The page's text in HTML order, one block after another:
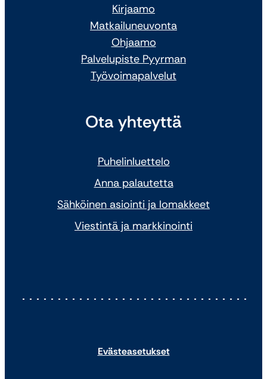
Kirjaamo
Matkailuneuvonta
Ohjaamo
Palvelupiste Pyyrman
Työvoimapalvelut
Ota yhteyttä
Puhelinluettelo
Anna palautetta
Sähköinen asiointi ja lomakkeet
Viestintä ja markkinointi
Evästeasetukset